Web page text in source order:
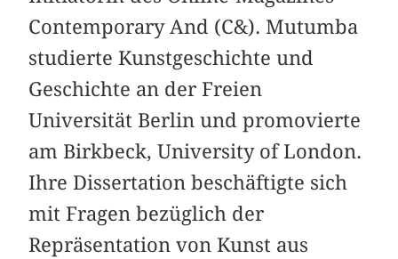
Contemporary And (C&). Mutumba
studierte Kunstgeschichte und
Geschichte an der Freien
Universität Berlin und promovierte
am Birkbeck, University of London.
Ihre Dissertation beschäftigte sich
mit Fragen bezüglich der
Repräsentation von Kunst aus